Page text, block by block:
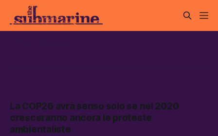
La COP26 avrà senso solo se nel 2020
cresceranno ancora le proteste
ambientaliste